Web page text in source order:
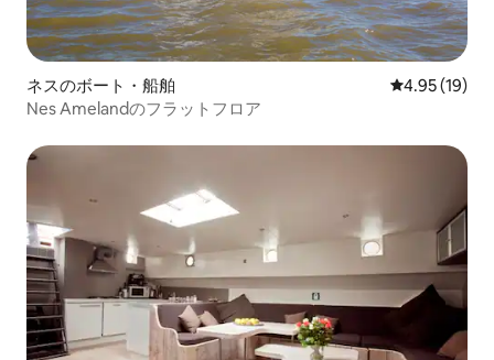
ネスのボート・船舶 レビュー19
4.95 (19)
Nes Amelandのフラットフロア